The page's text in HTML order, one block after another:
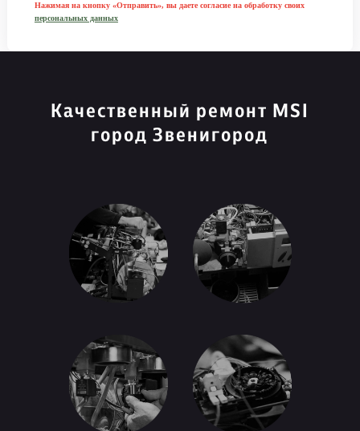
Нажимая на кнопку «Отправить», вы даете согласие на обработку своих
персональных данных
Качественный ремонт MSI
город Звенигород